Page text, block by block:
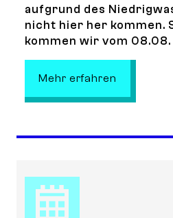
aufgrund des
nicht hier her kommen.
kommen wir vom 08.08.
Mehr erfahren